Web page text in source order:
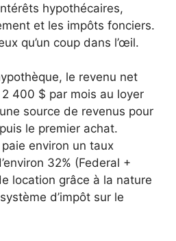
hypothécaires,
et les impôts fonciers.
qu’un coup dans l’œil.
le revenu net
400 $ par mois au loyer
source de revenus pour
le premier achat.
environ un taux
32% (Federal +
location grâce à la nature
d’impôt sur le